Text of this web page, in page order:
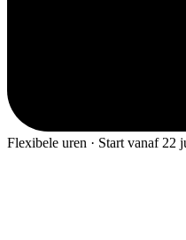
Flexibele uren · Start vanaf 22